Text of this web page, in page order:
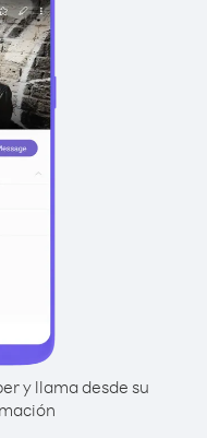
y llama desde su